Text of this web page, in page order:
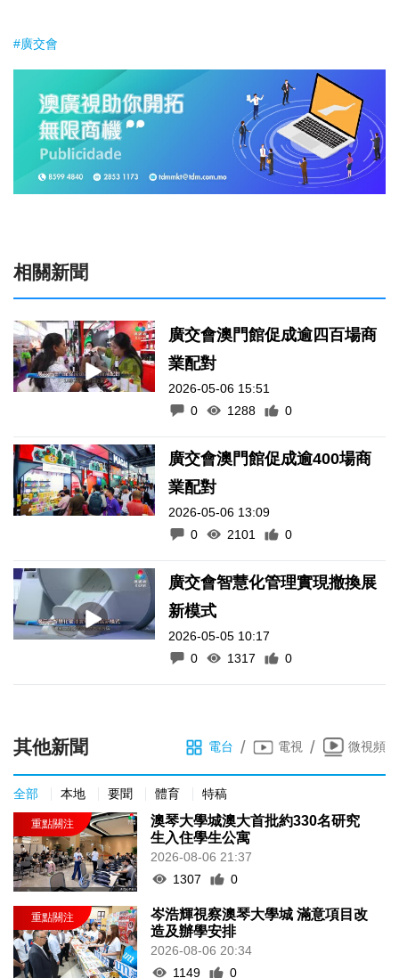
#廣交會
相關新聞
廣交會澳門館促成逾四百場商
業配對
2026-05-06 15:51
0
1288 0
廣交會澳門館促成逾400場商
業配對
2026-05-06 13:09
0
2101 0
廣交會智慧化管理實現撤換展
新模式
2026-05-05 10:17
0
1317 0
其他新聞 電台 / 電視 / 微視頻
全部 本地 要聞 體育 特稿
澳琴大學城澳大首批約330名研究
生入住學生公寓
2026-08-06 21:37
1307
0
岑浩輝視察澳琴大學城 滿意項目改
造及辦學安排
2026-08-06 20:34
1149
0